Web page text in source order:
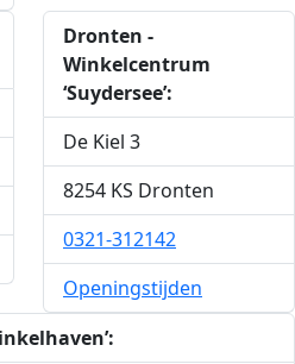
Dronten -
Winkelcentrum
‘Suydersee’:
De Kiel 3
8254 KS Dronten
0321-312142
Openingstijden